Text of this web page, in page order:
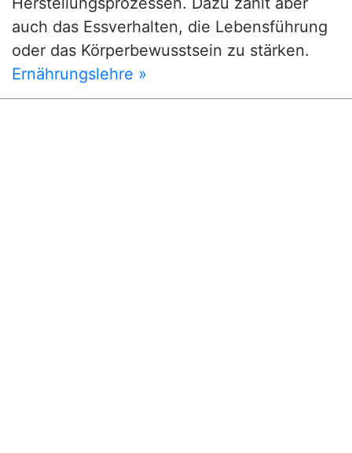
auch das Essverhalten, die Lebensführung
oder das Körperbewusstsein zu stärken.
Ernährungslehre »